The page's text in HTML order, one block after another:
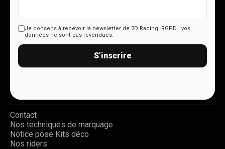
Je consens à recevoir la newsletter de 2D Racing. RGPD : vos
données ne sont pas revendues.
S’inscrire
Contact
Nos techniques de marquage
Notice pose Kits déco
Nos riders